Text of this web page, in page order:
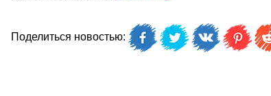
Поделиться новостью: